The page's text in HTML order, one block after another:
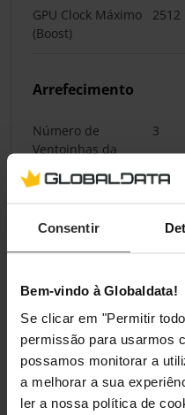
Consentir
Bem-vindo à Globaldata!
Se clicar em "Permitir
permissão para usarmos
possamos monitorar a
a melhorar a sua
ler a nossa política de
GPU Clock Máximo
(Boost)
2512
Arrefecimento
Número de
Ventoinhas da
3
Refrigeração a Água
Portas Internas
Conectores de
Alimentação
Necessários
1 x